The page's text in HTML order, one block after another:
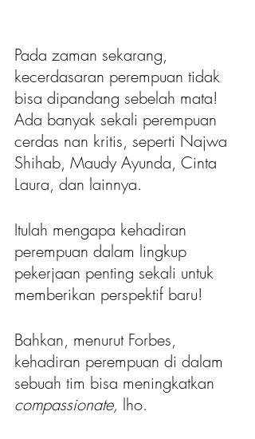
Pada zaman sekarang,
kecerdasaran perempuan tidak
bisa dipandang sebelah mata!
Ada banyak sekali perempuan
cerdas nan kritis, seperti Najwa
Shihab, Maudy Ayunda, Cinta
Laura, dan lainnya.
Itulah mengapa kehadiran
perempuan dalam lingkup
pekerjaan penting sekali untuk
memberikan perspektif baru!
Bahkan, menurut Forbes,
kehadiran perempuan di dalam
sebuah tim bisa meningkatkan
compassionate, lho.